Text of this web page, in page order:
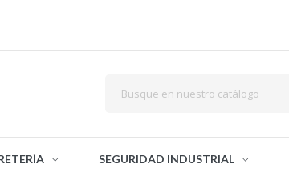
SEGURIDAD INDUSTRIAL